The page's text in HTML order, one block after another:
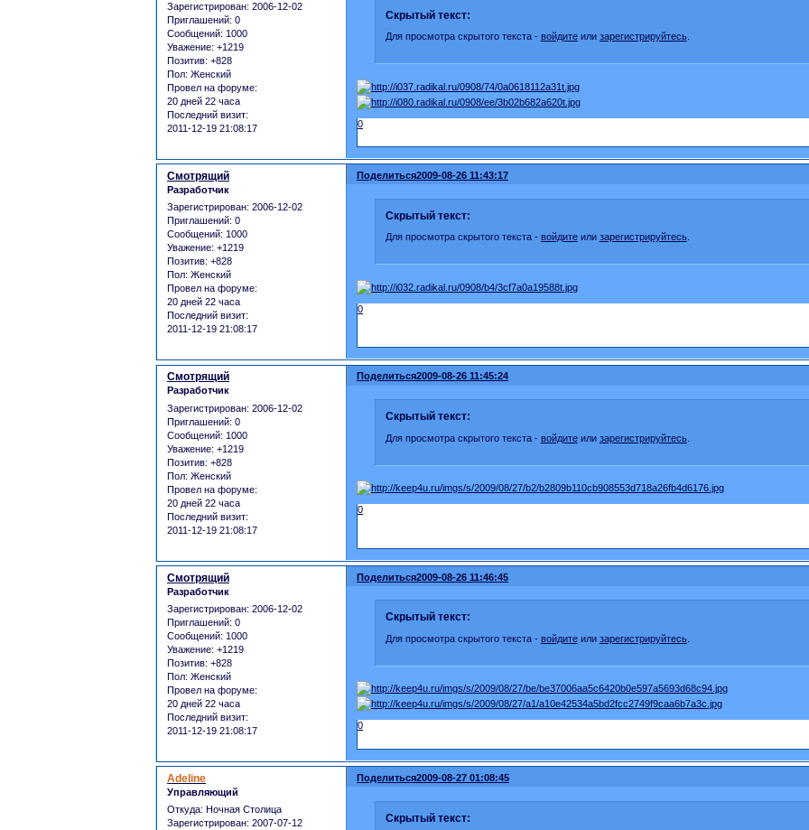
Зарегистрирован: 2006-12-02
Приглашений: 0
Сообщений: 1000
Уважение: +1219
Позитив: +828
Пол: Женский
Провел на форуме:
20 дней 22 часа
Последний визит:
2011-12-19 21:08:17
Скрытый текст:
Для просмотра скрытого текста - войдитеили зарегистрируйтесь.
0
Поделиться2009-08-26 11:43:17
Смотрящий
Разработчик
Зарегистрирован: 2006-12-02
Приглашений: 0
Сообщений: 1000
Уважение: +1219
Позитив: +828
Пол: Женский
Провел на форуме:
20 дней 22 часа
Последний визит:
2011-12-19 21:08:17
Скрытый текст:
Для просмотра скрытого текста - войдитеили зарегистрируйтесь.
0
Поделиться2009-08-26 11:45:24
Смотрящий
Разработчик
Зарегистрирован: 2006-12-02
Приглашений: 0
Сообщений: 1000
Уважение: +1219
Позитив: +828
Пол: Женский
Провел на форуме:
20 дней 22 часа
Последний визит:
2011-12-19 21:08:17
Скрытый текст:
Для просмотра скрытого текста - войдитеили зарегистрируйтесь.
0
Поделиться2009-08-26 11:46:45
Смотрящий
Разработчик
Зарегистрирован: 2006-12-02
Приглашений: 0
Сообщений: 1000
Уважение: +1219
Позитив: +828
Пол: Женский
Провел на форуме:
20 дней 22 часа
Последний визит:
2011-12-19 21:08:17
Скрытый текст:
Для просмотра скрытого текста - войдитеили зарегистрируйтесь.
0
Поделиться2009-08-27 01:08:45
Adeline
Управляющий
Откуда: Ночная Столица
Зарегистрирован: 2007-07-12
Скрытый текст: